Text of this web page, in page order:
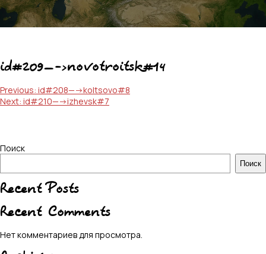
id#209—->novotroitsk#14
Навигация
по
Previous: id#208—->koltsovo#8
Next: id#210—->izhevsk#7
Поиск
Поиск
Recent Posts
Recent Comments
Нет комментариев для просмотра.